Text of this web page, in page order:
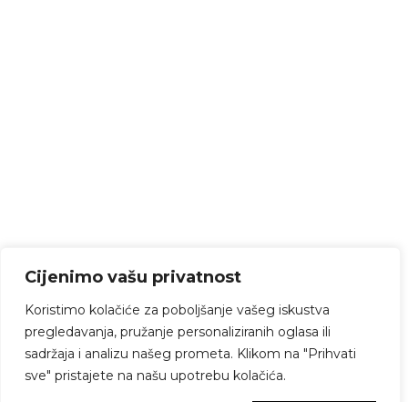
Cijenimo vašu privatnost
Koristimo kolačiće za poboljšanje vašeg iskustva
pregledavanja, pružanje personaliziranih oglasa ili
sadržaja i analizu našeg prometa. Klikom na "Prihvati
sve" pristajete na našu upotrebu kolačića.